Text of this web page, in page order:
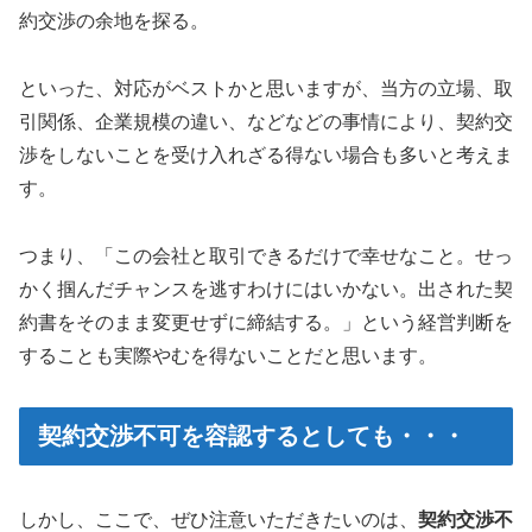
約交渉の余地を探る。
といった、対応がベストかと思いますが、当方の立場、取
引関係、企業規模の違い、などなどの事情により、契約交
渉をしないことを受け入れざる得ない場合も多いと考えま
す。
つまり、「この会社と取引できるだけで幸せなこと。せっ
かく掴んだチャンスを逃すわけにはいかない。出された契
約書をそのまま変更せずに締結する。」という経営判断を
することも実際やむを得ないことだと思います。
契約交渉不可を容認するとしても・・・
しかし、ここで、ぜひ注意いただきたいのは、 契約交渉不